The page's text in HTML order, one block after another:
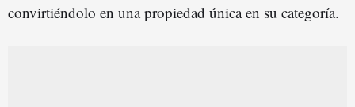
convirtiéndolo en una propiedad única en su categoría.